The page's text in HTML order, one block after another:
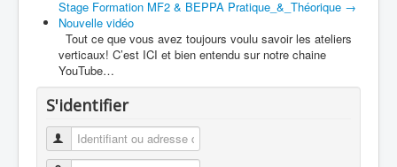
Stage Formation MF2 & BEPPA Pratique_&_Théorique →
Nouvelle vidéo
Tout ce que vous avez toujours voulu savoir les ateliers
verticaux! C’est ICI et bien entendu sur notre chaine
YouTube…
S'identifier